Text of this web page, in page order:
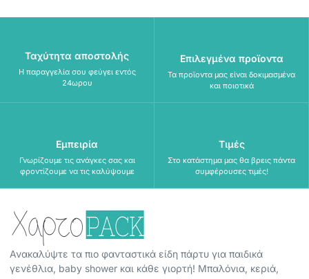
Ταχύτητα αποστολής
Η παραγγελία σου φεύγει εντός
24ωρου
Επιλεγμένα προϊοντα
Τα προϊοντα μας είναι δοκιμασμένα
και ποιοτικά
Εμπειρία
Γνωρίζουμε τις ανάγκες σας και
φροντίζουμε να τις καλύψουμε
Τιμές
Στο κατάστημα μας θα βρεις πάντα
συμφέρουσες τιμές!
Ανακαλύψτε τα πιο φανταστικά είδη πάρτυ για παιδικά
γενέθλια, baby shower και κάθε γιορτή! Μπαλόνια, κεριά,